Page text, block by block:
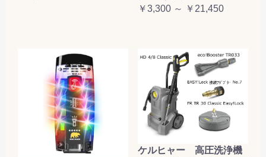
￥3,300 ～ ￥21,450
ケルヒャー 高圧洗浄機